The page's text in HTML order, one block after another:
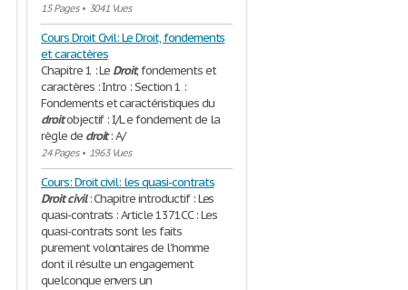
15 Pages• 3041 Vues
Cours Droit Civil: Le Droit, fondements
et caractères
Chapitre 1 : Le Droit, fondements et
caractères : Intro : Section 1 :
Fondements et caractéristiques du
droitobjectif : I/L e fondement de la
règle de droit: A/
24 Pages• 1963 Vues
Cours: Droit civil: les quasi-contrats
Droitcivil: Chapitre introductif : Les
quasi-contrats : Article 1371CC : Les
quasi-contrats sont les faits
purement volontaires de l’homme
dont il résulte un engagement
quelconque envers un